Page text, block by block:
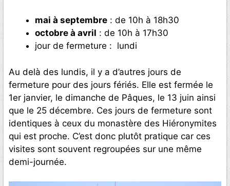
mai à septembre : de 10h à 18h30
octobre à avril : de 10h à 17h30
jour de fermeture : lundi
Au delà des lundis, il y a d’autres jours de
fermeture pour des jours fériés. Elle est fermée le
1er janvier, le dimanche de Pâques, le 13 juin ainsi
que le 25 décembre. Ces jours de fermeture sont
identiques à ceux du monastère des Hiéronymites
qui est proche. C’est donc plutôt pratique car ces
visites sont souvent regroupées sur une même
demi-journée.